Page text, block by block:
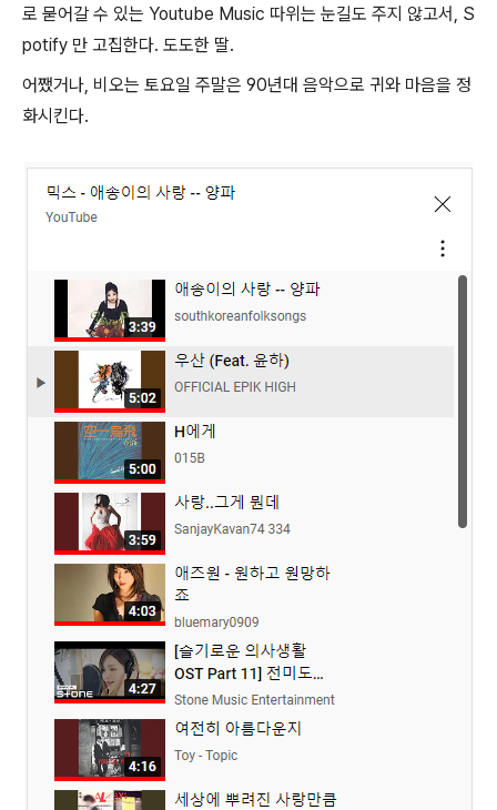
로 묻어갈 수 있는 Youtube Music 따위는 눈길도 주지 않고서, S
potify 만 고집한다. 도도한 딸.
어쨌거나, 비오는 토요일 주말은 90년대 음악으로 귀와 마음을 정
화시킨다.